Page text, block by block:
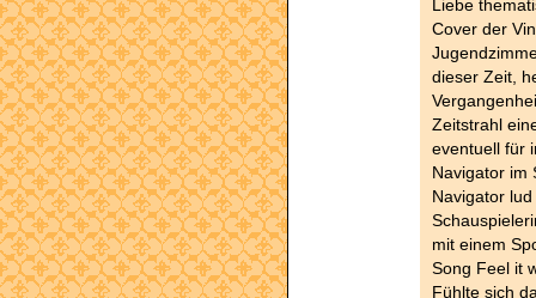
Liebe
Cover der
dieser Zeit,
Zeitstrahl
eventuell für
Navigator im
Navigator
mit einem
Song Feel it
Fühlte sich